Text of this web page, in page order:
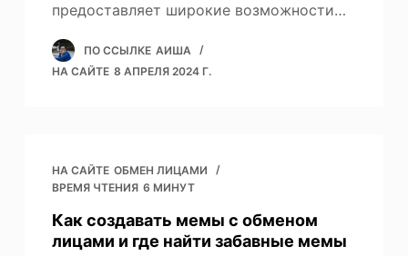
предоставляет широкие возможности…
ПО ССЫЛКЕ АИША
НА САЙТЕ 8 АПРЕЛЯ 2024 Г.
НА САЙТЕ ОБМЕН ЛИЦАМИ
ВРЕМЯ ЧТЕНИЯ 6 МИНУТ
Как создавать мемы с обменом
лицами и где найти забавные мемы